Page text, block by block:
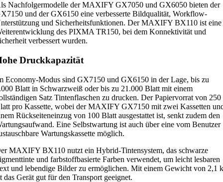
Nachfolgermodelle der MAXIFY GX7050 und GX6050 bieten der
und der GX6150 eine verbesserte Bildqualität, Workflow-
und Sicherheitsfunktionen. Der MAXIFY BX110 ist eine
des PIXMA TR150, bei dem Konnektivität und
verbessert wurden.
Druckkapazität
Economy-Modus sind GX7150 und GX6150 in der Lage, bis zu
Blatt in Schwarzweiß oder bis zu 21.000 Blatt mit einem
Satz Tintenflaschen zu drucken. Der Papiervorrat von 250
pro Kassette, wobei der MAXIFY GX7150 mit zwei Kassetten
Rückseiteneinzug von 100 Blatt ausgestattet ist, senkt zudem den
Eine Selbstwartung ist auch über eine vom Benutzer
Wartungskassette möglich.
MAXIFY BX110 nutzt ein Hybrid-Tintensystem, das schwarze
und farbstoffbasierte Farben verwendet, um leicht lesbaren
und lebendige Bilder zu ermöglichen. Mit einem Gewicht von 2,1
das Gerät gut für den Transport geeignet.